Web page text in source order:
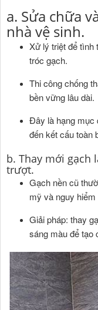
a. Sửa chữa
nhà vệ sinh.
Xử lý triệt để tình
tróc gạch.
Thi công chống
bền vững lâu dài.
Đây là hạng mục
đến kết cấu toàn
b. Thay mới gạch
trượt.
Gạch nền cũ
mỹ và nguy
Giải pháp: thay
sáng màu để tạo